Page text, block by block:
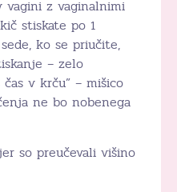
z vaginalnimi
stiskate po 1
ko se priučite,
– zelo
v krču” – mišico
ne bo nobenega
so preučevali višino